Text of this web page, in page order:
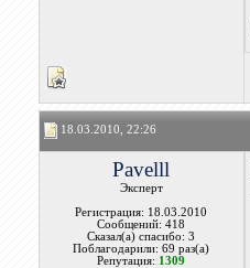
18.03.2010, 22:26
Pavelll
Эксперт
Регистрация: 18.03.2010
Сообщений: 418
Сказал(а) спасибо: 3
Поблагодарили: 69 раз(а)
Репутация: 1309